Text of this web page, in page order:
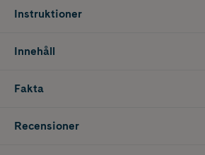
Instruktioner
Innehåll
Fakta
Recensioner